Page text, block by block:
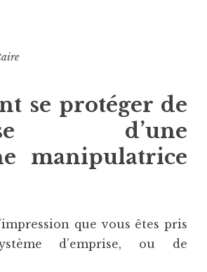
se protéger de
d’une
manipulatrice
que vous êtes pris
d’emprise, ou de